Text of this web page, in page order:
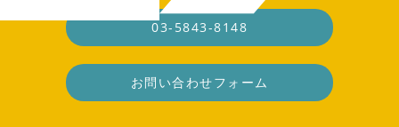
03-5843-8148
お問い合わせフォーム